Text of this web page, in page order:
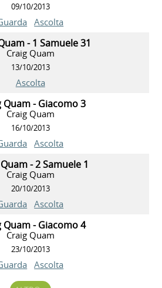
09/10/2013
Ascolta
- 1 Samuele 31
Craig Quam
13/10/2013
Ascolta
Quam - Giacomo 3
Craig Quam
16/10/2013
Ascolta
- 2 Samuele 1
Craig Quam
20/10/2013
Ascolta
Quam - Giacomo 4
Craig Quam
23/10/2013
Ascolta